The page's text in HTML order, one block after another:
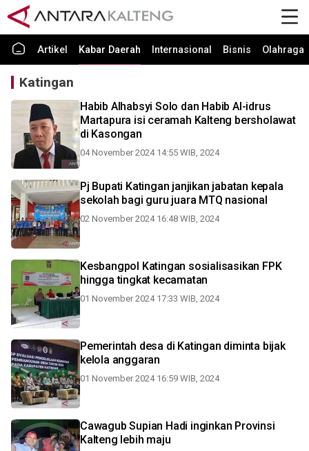
Artikel Kabar Daerah Internasional Bisnis Olahraga
Katingan
Habib Alhabsyi Solo dan Habib Al-idrus
Martapura isi ceramah Kalteng bersholawat
di Kasongan
04 November 2024 14:55 WIB, 2024
Pj Bupati Katingan janjikan jabatan kepala
sekolah bagi guru juara MTQ nasional
02 November 2024 16:48 WIB, 2024
Kesbangpol Katingan sosialisasikan FPK
hingga tingkat kecamatan
01 November 2024 17:33 WIB, 2024
Pemerintah desa di Katingan diminta bijak
kelola anggaran
01 November 2024 16:59 WIB, 2024
Cawagub Supian Hadi inginkan Provinsi
Kalteng lebih maju